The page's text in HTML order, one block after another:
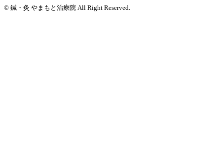
© 鍼・灸 やまもと治療院 All Right Reserved.